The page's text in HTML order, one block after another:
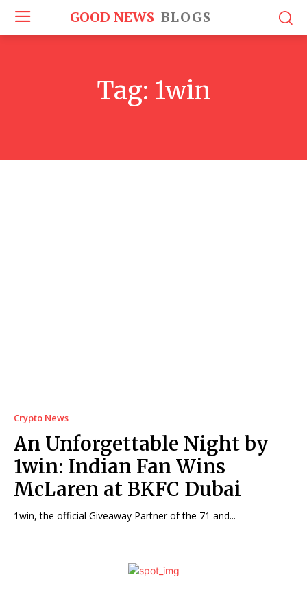
GOOD NEWS BLOGS
Tag: 1win
Crypto News
An Unforgettable Night by
1win: Indian Fan Wins
McLaren at BKFC Dubai
1win, the official Giveaway Partner of the 71 and...